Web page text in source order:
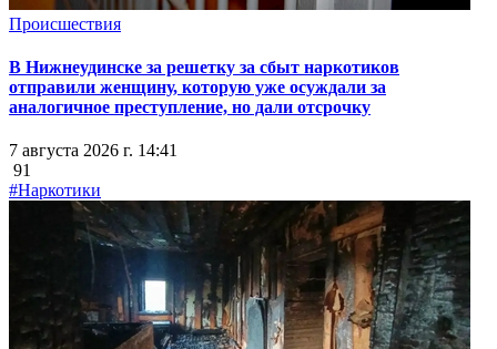
Происшествия
В Нижнеудинске за решетку за сбыт наркотиков
отправили женщину, которую уже осуждали за
аналогичное преступление, но дали отсрочку
7 августа 2026 г. 14:41
91
#Наркотики